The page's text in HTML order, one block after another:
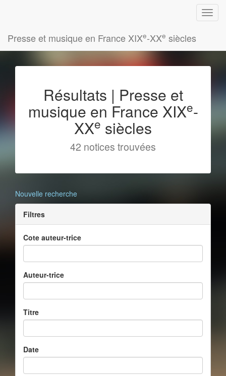
Presse et musique en France XIXe-XXe siècles
Résultats | Presse et
musique en France XIXe-
XXe siècles
42 notices trouvées
Nouvelle recherche
Filtres
Cote auteur-trice
Auteur-trice
Titre
Date